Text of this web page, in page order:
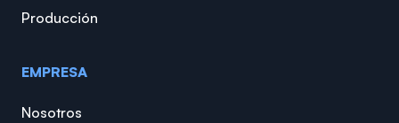
Producción
EMPRESA
Nosotros